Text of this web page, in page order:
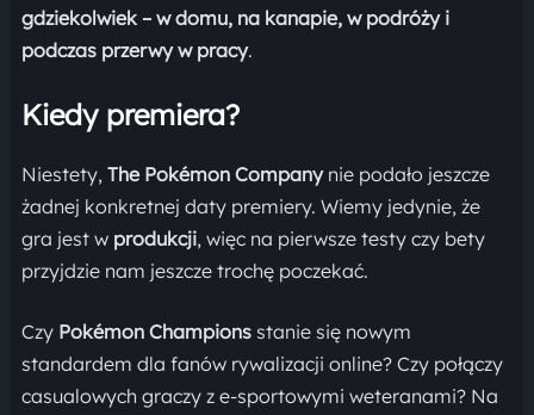
gdziekolwiek – w domu, na kanapie, w podróży i
podczas przerwy w pracy.
Kiedy premiera?
Niestety, The Pokémon Companynie podało jeszcze
żadnej konkretnej daty premiery. Wiemy jedynie, że
gra jest w produkcji, więc na pierwsze testy czy bety
przyjdzie nam jeszcze trochę poczekać.
Czy Pokémon Championsstanie się nowym
standardem dla fanów rywalizacji online? Czy połączy
casualowych graczy z e-sportowymi weteranami? Na